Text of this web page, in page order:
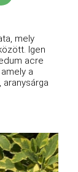
mely
Igen
acre
a